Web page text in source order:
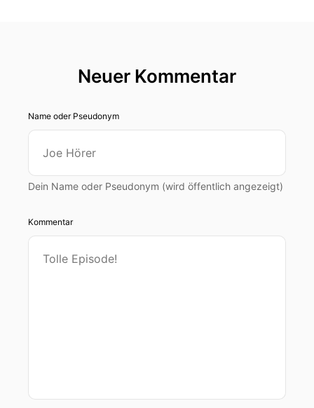
Neuer Kommentar
Name oder Pseudonym
Dein Name oder Pseudonym (wird öffentlich angezeigt)
Kommentar